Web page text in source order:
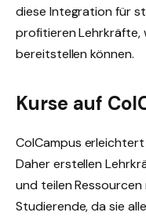
diese Integration für
profitieren Lehrkräfte,
bereitstellen können.
Kurse auf
ColCampus
Daher erstellen
und teilen
Studierende, da sie